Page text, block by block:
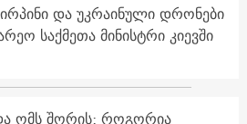
ირპინი და უკრაინული დრონები
საქმეთა მინისტრი კიევში
ომს შორის: როგორია